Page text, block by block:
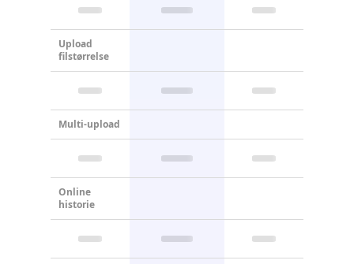
Upload
filstørrelse
Multi-upload
Online
historie